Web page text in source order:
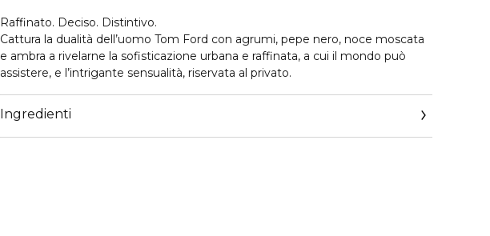
Raffinato. Deciso. Distintivo.
Cattura la dualità dell’uomo Tom Ford con agrumi, pepe nero, noce moscata
e ambra a rivelarne la sofisticazione urbana e raffinata, a cui il mondo può
assistere, e l’intrigante sensualità, riservata al privato.
Ingredienti